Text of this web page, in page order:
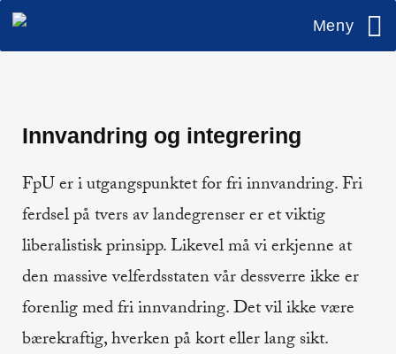
Meny
Innvandring og integrering
FpU er i utgangspunktet for fri innvandring. Fri
ferdsel på tvers av landegrenser er et viktig
liberalistisk prinsipp. Likevel må vi erkjenne at
den massive velferdsstaten vår dessverre ikke er
forenlig med fri innvandring. Det vil ikke være
bærekraftig, hverken på kort eller lang sikt.